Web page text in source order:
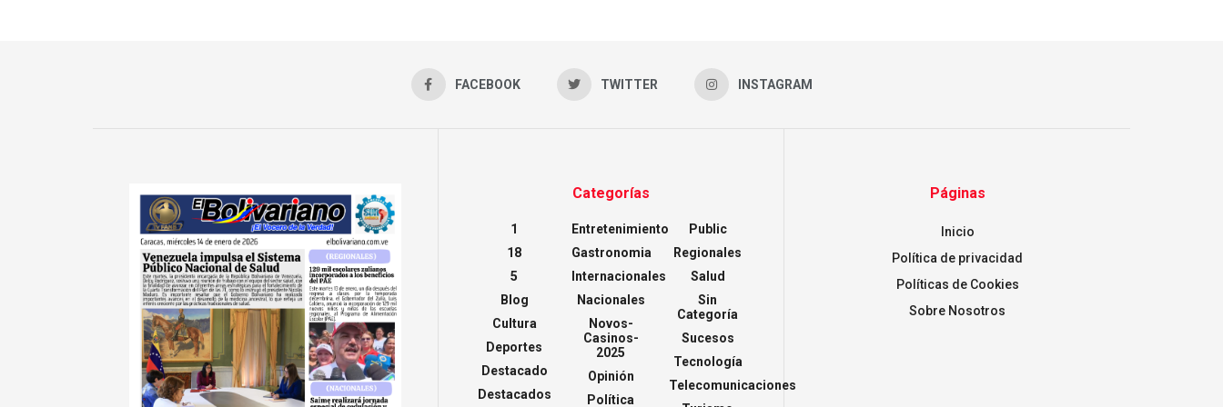
FACEBOOK TWITTER INSTAGRAM
Categorías
1
18
5
Blog
Cultura
Deportes
Destacado
Destacados
Entretenimiento
Gastronomia
Internacionales
Nacionales
Novos-
Casinos-
2025
Opinión
Política
Public
Regionales
Salud
Sin
Categoría
Sucesos
Tecnología
Telecomunicaciones
Páginas
Inicio
Política de privacidad
Políticas de Cookies
Sobre Nosotros